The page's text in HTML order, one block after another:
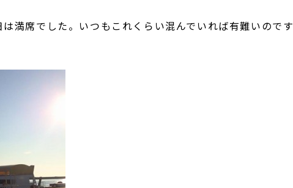
満席でした。いつもこれくらい混んでいれば有難いのです